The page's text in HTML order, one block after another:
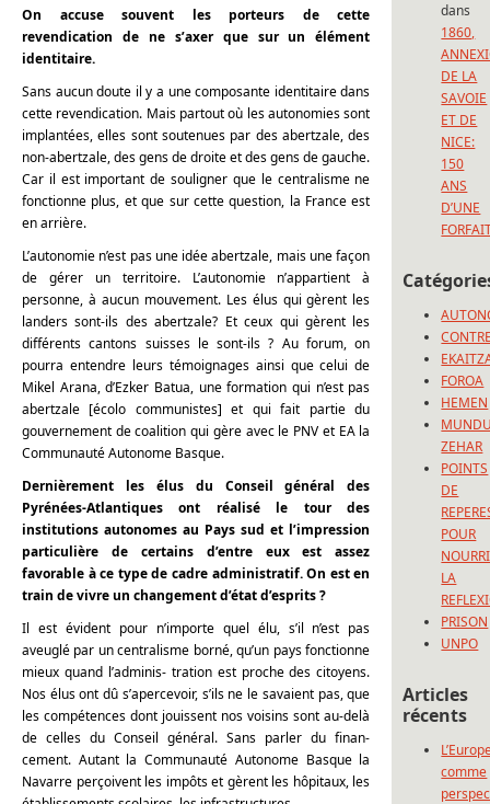
On accuse souvent les porteurs de cette
revendication de ne s’axer que sur un élément
identitaire.
Sans aucun doute il y a une composante identitaire dans
cette revendication. Mais partout où les autonomies sont
implantées, elles sont soutenues par des abertzale, des
non-abertzale, des gens de droite et des gens de gauche.
Car il est important de souligner que le centralisme ne
fonctionne plus, et que sur cette question, la France est
en arrière.
L’autonomie n’est pas une idée abertzale, mais une façon
de gérer un territoire. L’autonomie n’appartient à
personne, à aucun mouvement. Les élus qui gèrent les
landers sont-ils des abertzale? Et ceux qui gèrent les
différents cantons suisses le sont-ils ? Au forum, on
pourra entendre leurs témoignages ainsi que celui de
Mikel Arana, d’Ezker Batua, une formation qui n’est pas
abertzale [écolo communistes] et qui fait partie du
gouvernement de coalition qui gère avec le PNV et EA la
Communauté Autonome Basque.
Dernièrement les élus du Conseil général des
Pyrénées-Atlantiques ont réalisé le tour des
institutions autonomes au Pays sud et l’impression
particulière de certains d’entre eux est assez
favorable à ce type de cadre administratif. On est en
train de vivre un changement d’état d’esprits ?
Il est évident pour n’importe quel élu, s’il n’est pas
aveuglé par un centralisme borné, qu’un pays fonctionne
mieux quand l’adminis- tration est proche des citoyens.
Nos élus ont dû s’apercevoir, s’ils ne le savaient pas, que
les compétences dont jouissent nos voisins sont au-delà
de celles du Conseil général. Sans parler du finan-
cement. Autant la Communauté Autonome Basque la
Navarre perçoivent les impôts et gèrent les hôpitaux, les
dans
1860,
DE LA
SAVOIE
ET DE
NICE:
150
ANS
D’UNE
FOROA
HEMEN
ZEHAR
POINTS
DE
POUR
LA
PRISON
UNPO
Articles
récents
comme